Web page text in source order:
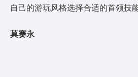
自己的游玩风格选择合适的首领技能
莫赛永